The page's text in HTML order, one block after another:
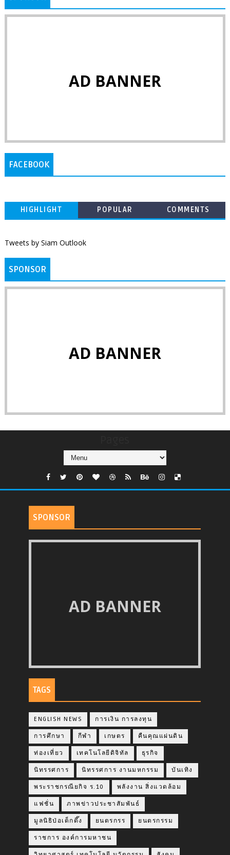
AD BANNER
FACEBOOK
HIGHLIGHT POPULAR COMMENTS
Tweets by Siam Outlook
SPONSOR
AD BANNER
SPONSOR
AD BANNER
TAGS
ENGLISH NEWS การเงิน การลงทุน
การศึกษา กีฬา เกษตร คืนคุณแผ่นดิน
ท่องเที่ยว เทคโนโลยีดิจิทัล ธุรกิจ
นิทรรศการ นิทรรศการ งานมหกรรม บันเทิง
พระราชกรณียกิจ ร.10 พลังงาน สิ่งแวดล้อม
แฟชั่น ภาพข่าวประชาสัมพันธ์
มูลนิธิป่อเต็กตึ๊ง ยนตรกรร ยนตรกรรม
ราชการ องค์การมหาชน